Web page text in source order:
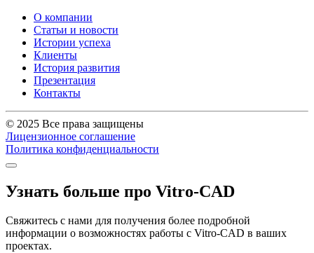
О компании
Статьи и новости
Истории успеха
Клиенты
История развития
Презентация
Контакты
© 2025 Все права защищены
Лицензионное соглашение
Политика конфиденциальности
Узнать больше про Vitro-CAD
Свяжитесь с нами для получения более подробной
информации о возможностях работы с Vitro-CAD в ваших
проектах.